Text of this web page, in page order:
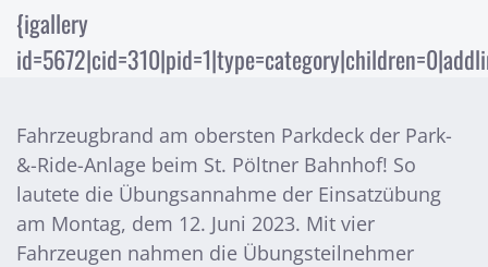
{igallery
Fahrzeugbrand am obersten Parkdeck der Park-
&-Ride-Anlage beim St. Pöltner Bahnhof! So
lautete die Übungsannahme der Einsatzübung
am Montag, dem 12. Juni 2023. Mit vier
Fahrzeugen nahmen die Übungsteilnehmer